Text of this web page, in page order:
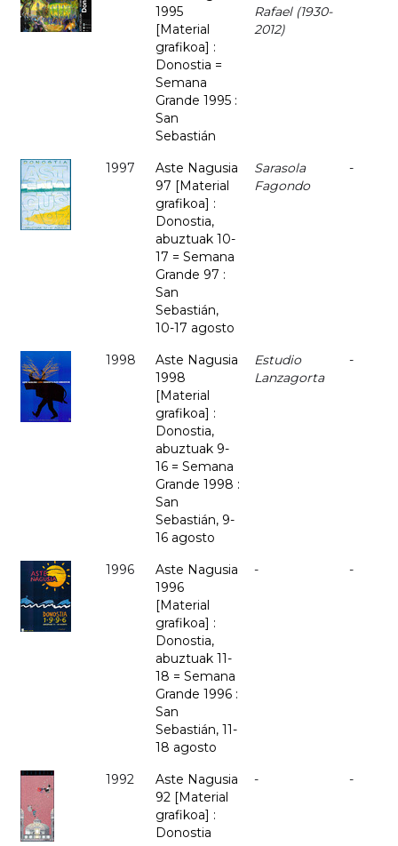
1995
[Material
grafikoa] :
Donostia =
Semana
Grande 1995 :
San
Sebastián
Rafael (1930-
2012)
1997
Aste Nagusia
97 [Material
grafikoa] :
Donostia,
abuztuak 10-
17 = Semana
Grande 97 :
San
Sebastián,
10-17 agosto
Sarasola
Fagondo
-
1998
Aste Nagusia
1998
[Material
grafikoa] :
Donostia,
abuztuak 9-
16 = Semana
Grande 1998 :
San
Sebastián, 9-
16 agosto
Estudio
Lanzagorta
-
1996
Aste Nagusia
1996
[Material
grafikoa] :
Donostia,
abuztuak 11-
18 = Semana
Grande 1996 :
San
Sebastián, 11-
18 agosto
- -
1992
Aste Nagusia
92 [Material
grafikoa] :
Donostia
- -